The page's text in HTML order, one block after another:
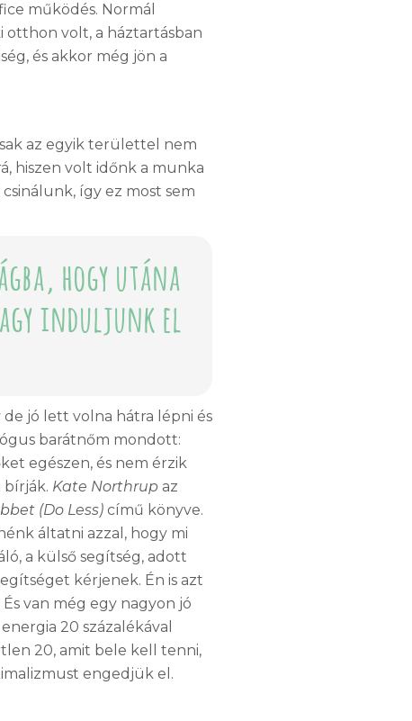
működés. Normál
volt, a háztartásban
és akkor még jön a
az egyik területtel nem
hiszen volt időnk a munka
így ez most sem
hogy utána
induljunk el
jó lett volna hátra lépni és
barátnőm mondott:
egészen, és nem érzik
Kate Northrup az
(Do Less) című könyve.
áltatni azzal, hogy mi
a külső segítség, adott
kérjenek. Én is azt
van még egy nagyon jó
20 százalékával
20, amit bele kell tenni,
engedjük el.